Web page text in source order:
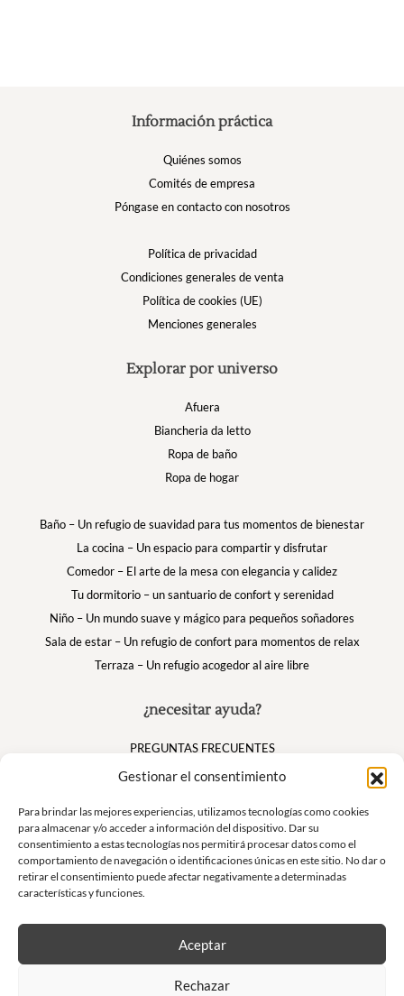
Gestionar el consentimiento
Para brindar las mejores experiencias, utilizamos tecnologías como cookies
para almacenar y/o acceder a información del dispositivo. Dar su
consentimiento a estas tecnologías nos permitirá procesar datos como el
comportamiento de navegación o identificaciones únicas en este sitio. No dar o
retirar el consentimiento puede afectar negativamente a determinadas
características y funciones.
Aceptar
Rechazar
¿necesitar ayuda?
PREGUNTAS FRECUENTES
Mi cuenta
Suivez nous
Información práctica
Quiénes somos
Comités de empresa
Póngase en contacto con nosotros
Política de privacidad
Condiciones generales de venta
Política de cookies (UE)
Menciones generales
Explorar por universo
Afuera
Biancheria da letto
Ropa de baño
Ropa de hogar
Baño – Un refugio de suavidad para tus momentos de bienestar
La cocina – Un espacio para compartir y disfrutar
Comedor – El arte de la mesa con elegancia y calidez
Tu dormitorio – un santuario de confort y serenidad
Niño – Un mundo suave y mágico para pequeños soñadores
Sala de estar – Un refugio de confort para momentos de relax
Terraza – Un refugio acogedor al aire libre
Boletín